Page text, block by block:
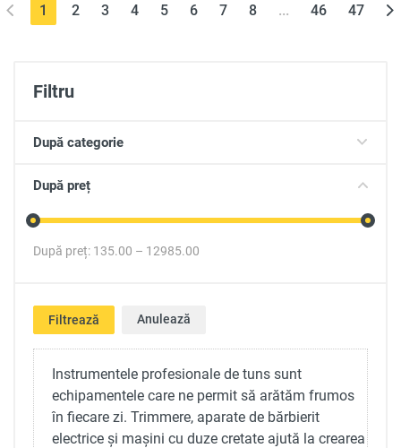
Filtru
După categorie
După preț
După preț: 135.00 – 12985.00
Filtrează Anulează
Instrumentele profesionale de tuns sunt
echipamentele care ne permit să arătăm frumos
în fiecare zi. Trimmere, aparate de bărbierit
electrice și mașini cu duze cretate ajută la crearea
1 (current)
2 3 4 5 6 7 8 ... 46 47